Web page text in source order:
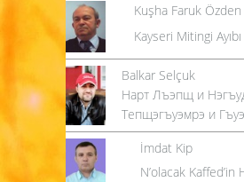
Kuşha Faruk Özden
Kayseri Mitingi
Balkar Selçuk
Нарт Лъэпщ и
Тепщэгъуэмрэ и
İmdat Kip
N’olacak Kaffed’in